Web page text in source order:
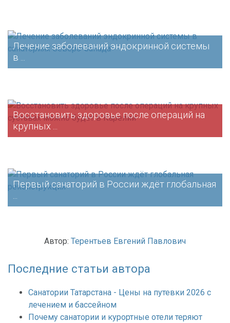
Лечение заболеваний эндокринной системы
в ...
Восстановить здоровье после операций на
крупных ...
Первый санаторий в России ждёт глобальная
Автор: Терентьев Евгений Павлович
Последние статьи автора
Санатории Татарстана - Цены на путевки 2026 с
лечением и бассейном
Почему санатории и курортные отели теряют